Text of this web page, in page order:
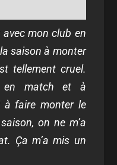
mon club en
saison à monter
tellement cruel.
en match et à
à faire monter le
on ne m’a
Ça m’a mis un